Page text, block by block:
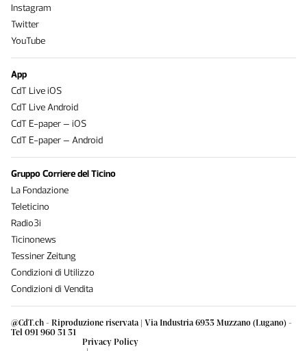
@CdT.ch - Riproduzione riservata | Via Industria 6933 Muzzano (Lugano) -
Tel 091 960 31 31
Privacy Policy
Instagram
Twitter
YouTube
App
CdT Live iOS
CdT Live Android
CdT E-paper – iOS
CdT E-paper – Android
Gruppo Corriere del Ticino
La Fondazione
Teleticino
Radio3i
Ticinonews
Tessiner Zeitung
Condizioni di Utilizzo
Condizioni di Vendita